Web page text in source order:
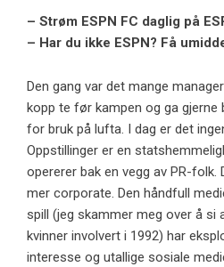
– Strøm ESPN FC daglig på
– Har du ikke ESPN? Få
Den gang var det mange
kopp te før kampen og ga gjerne
for bruk på lufta. I dag er det
Oppstillinger er en
opererer bak en vegg av PR-folk.
mer corporate. Den håndfull
spill (jeg skammer meg over å si
kvinner involvert i 1992) har
interesse og utallige sosiale